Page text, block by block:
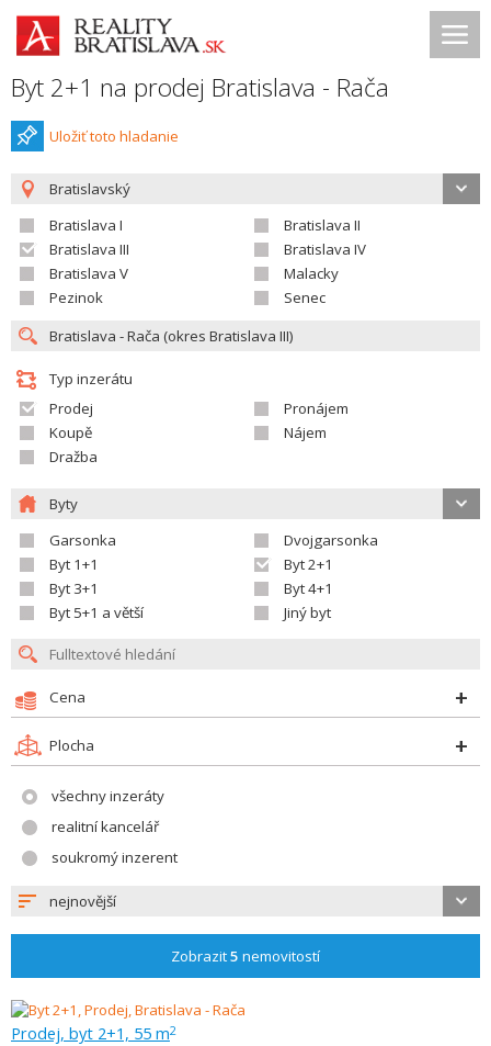
Byt 2+1 na prodej Bratislava - Rača
Uložiť toto hladanie
Bratislavský
Bratislava I
Bratislava II
Bratislava III
Bratislava IV
Bratislava V
Malacky
Pezinok
Senec
Typ inzerátu
Prodej
Pronájem
Koupě
Nájem
Dražba
Byty
Garsonka
Dvojgarsonka
Byt 1+1
Byt 2+1
Byt 3+1
Byt 4+1
Byt 5+1 a větší
Jiný byt
Cena
Plocha
všechny inzeráty
realitní kancelář
soukromý inzerent
nejnovější
Zobrazit5 nemovitostí
Prodej, byt 2+1, 55 m2